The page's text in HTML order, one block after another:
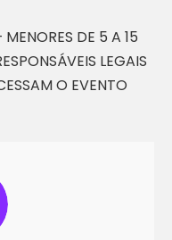
DE 5 A 15
LEGAIS
O EVENTO